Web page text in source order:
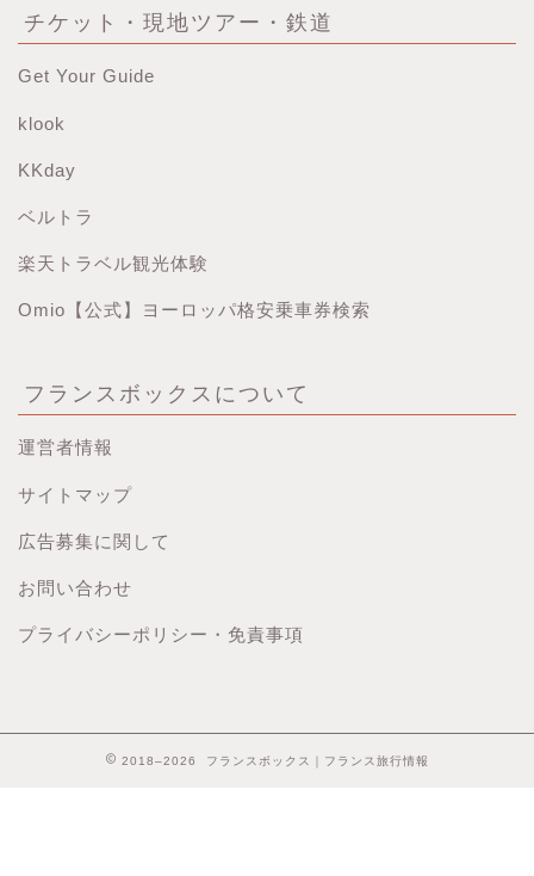
チケット・現地ツアー・鉄道
Get Your Guide
klook
KKday
ベルトラ
楽天トラベル観光体験
Omio【公式】ヨーロッパ格安乗車券検索
フランスボックスについて
運営者情報
サイトマップ
広告募集に関して
お問い合わせ
プライバシーポリシー・免責事項
2018–2026 フランスボックス｜フランス旅行情報